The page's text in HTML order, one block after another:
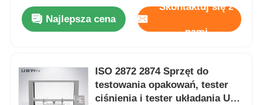
Najlepsza cena
Skontaktuj się z
nami
ISO 2872 2874 Sprzęt do
testowania opakowań, tester
ciśnienia i tester układania UP-